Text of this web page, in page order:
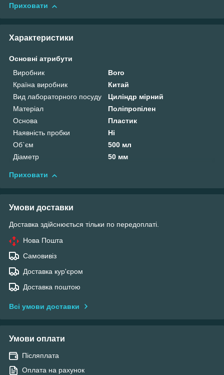
Приховати
Характеристики
Основні атрибути
Виробник
Boro
Країна виробник
Китай
Вид лабораторного посуду
Циліндр мірний
Матеріал
Поліпропілен
Основа
Пластик
Наявність пробки
Ні
Об`єм
500 мл
Діаметр
50 мм
Приховати
Умови доставки
Доставка здійснюється тільки по передоплаті.
Нова Пошта
Самовивіз
Доставка кур'єром
Доставка поштою
Всі умови доставки
Умови оплати
Післяплата
Оплата на рахунок